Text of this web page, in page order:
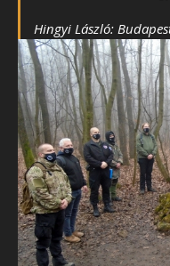
Hingyi László: